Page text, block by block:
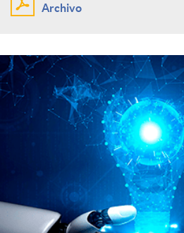
Archivo